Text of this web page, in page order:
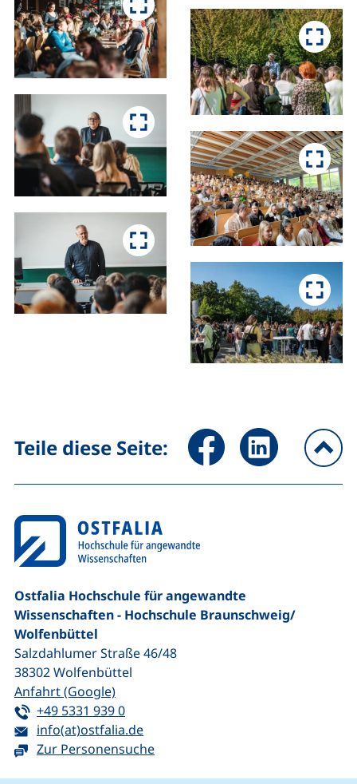
Teile diese Seite: Seite über Facebook teilen
Seite über
Ostfalia Hochschule für angewandte
Wissenschaften - Hochschule Braunschweig/​
Wolfenbüttel
Salzdahlumer Straße 46/48
38302Wolfenbüttel
Anfahrt (Google)(externer Link, öffnet neues Fenster)
Tel:
+49 5331 939 0(startet einen Telefonanruf, wenn Ihr
E-Mail:
info(at)ostfalia.de(öffnet Ihr E-Mail-Programm)
Zur Personensuche